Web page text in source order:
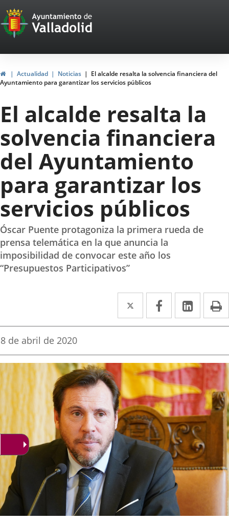
Portal
Web
del
Ayuntamiento
de
Valladolid
InicioActualidad Noticias
El alcalde resalta la solvencia financiera del
Ayuntamiento para garantizar los servicios públicos
El alcalde resalta la
solvencia financiera
del Ayuntamiento
para garantizar los
servicios públicos
Óscar Puente protagoniza la primera rueda de
prensa telemática en la que anuncia la
imposibilidad de convocar este año los
“Presupuestos Participativos”
Twitter
Enlace
a
aplicación
externa.
Facebook
Enlace
a
aplicación
externa.
Enlace
a
Fecha
la
noticia
8 de abril de 2020